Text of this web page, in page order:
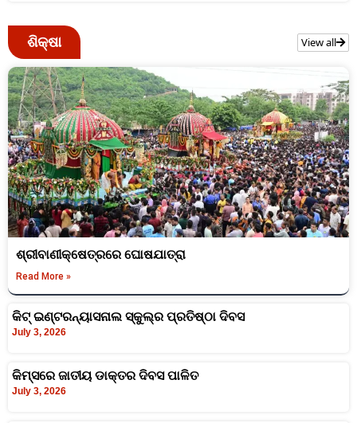
ଶିକ୍ଷା View all
ଶ୍ରୀବାଣୀକ୍ଷେତ୍ରରେ ଘୋଷଯାତ୍ରା
Read More »
କିଟ୍ ଇଣ୍ଟରନ୍ୟାସନାଲ ସ୍କୁଲ୍‍ର ପ୍ରତିଷ୍ଠା ଦିବସ
July 3, 2026
କିମ୍‍ସରେ ଜାତୀୟ ଡାକ୍ତର ଦିବସ ପାଳିତ
July 3, 2026